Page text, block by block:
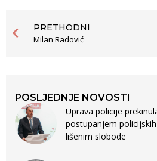
PRETHODNI
Milan Radović
POSLJEDNJE NOVOSTI
Uprava policije
postupanjem
lišenim slobode